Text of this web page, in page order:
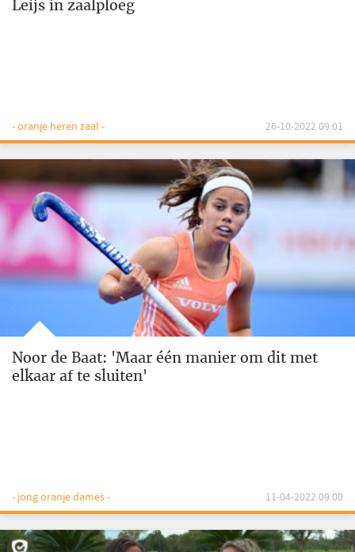
Leijs in zaalploeg
- oranje heren zaal - 26-10-2022 09:01
Noor de Baat: 'Maar één manier om dit met
elkaar af te sluiten'
- jong oranje dames - 11-04-2022 09:00